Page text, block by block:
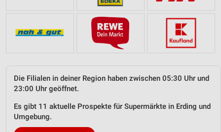
Die Filialen in deiner Region haben zwischen 05:30 Uhr und
23:00 Uhr geöffnet.
Es gibt 11 aktuelle Prospekte für Supermärkte in Erding und
Umgebung.